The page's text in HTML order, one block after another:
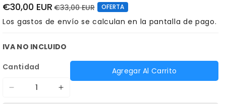
€30,00 EUR €33,00 EUR OFERTA
Los gastos de envío se calculan en la pantalla de pago.
IVA NO INCLUIDO
Cantidad
Reducir
Aumentar
Agregar Al Carrito